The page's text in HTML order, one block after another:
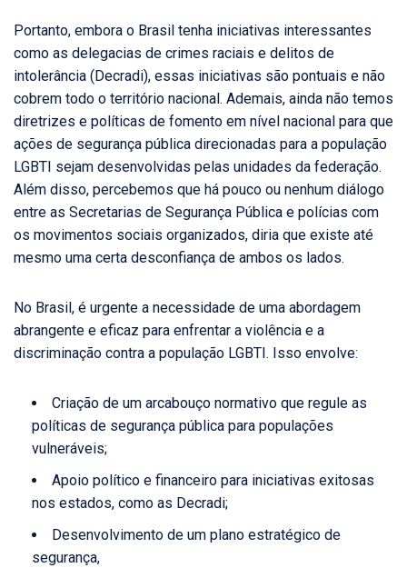
Portanto, embora o Brasil tenha iniciativas interessantes
como as delegacias de crimes raciais e delitos de
intolerância (Decradi), essas iniciativas são pontuais e não
cobrem todo o território nacional. Ademais, ainda não temos
diretrizes e políticas de fomento em nível nacional para que
ações de segurança pública direcionadas para a população
LGBTI sejam desenvolvidas pelas unidades da federação.
Além disso, percebemos que há pouco ou nenhum diálogo
entre as Secretarias de Segurança Pública e polícias com
os movimentos sociais organizados, diria que existe até
mesmo uma certa desconfiança de ambos os lados.
No Brasil, é urgente a necessidade de uma abordagem
abrangente e eficaz para enfrentar a violência e a
discriminação contra a população LGBTI. Isso envolve:
Criação de um arcabouço normativo que regule as
políticas de segurança pública para populações
vulneráveis;
Apoio político e financeiro para iniciativas exitosas
nos estados, como as Decradi;
Desenvolvimento de um plano estratégico de
segurança,